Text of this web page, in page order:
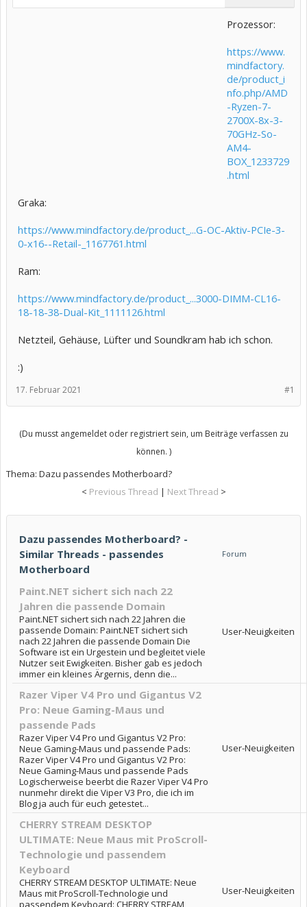
Prozessor:
https://www.
mindfactory.
de/product_i
nfo.php/AMD
-Ryzen-7-
2700X-8x-3-
70GHz-So-
AM4-
BOX_1233729
.html
Graka:
https://www.mindfactory.de/product_...G-OC-Aktiv-PCIe-3-
0-x16--Retail-_1167761.html
Ram:
https://www.mindfactory.de/product_...3000-DIMM-CL16-
18-18-38-Dual-Kit_1111126.html
Netzteil, Gehäuse, Lüfter und Soundkram hab ich schon.
:)
#1
17. Februar 2021
(Du musst angemeldet oder registriert sein, um Beiträge verfassen zu
können. )
Thema: Dazu passendes Motherboard?
< Previous Thread | Next Thread >
Dazu passendes Motherboard? -
Similar Threads - passendes
Motherboard
Forum
Paint.NET sichert sich nach 22
Jahren die passende Domain
Paint.NET sichert sich nach 22 Jahren die
passende Domain: Paint.NET sichert sich
nach 22 Jahren die passende Domain Die
Software ist ein Urgestein und begleitet viele
Nutzer seit Ewigkeiten. Bisher gab es jedoch
immer ein kleines Ärgernis, denn die...
User-Neuigkeiten
Razer Viper V4 Pro und Gigantus V2
Pro: Neue Gaming-Maus und
passende Pads
Razer Viper V4 Pro und Gigantus V2 Pro:
Neue Gaming-Maus und passende Pads:
Razer Viper V4 Pro und Gigantus V2 Pro:
Neue Gaming-Maus und passende Pads
Logischerweise beerbt die Razer Viper V4 Pro
nunmehr direkt die Viper V3 Pro, die ich im
Blog ja auch für euch getestet...
User-Neuigkeiten
CHERRY STREAM DESKTOP
ULTIMATE: Neue Maus mit ProScroll-
Technologie und passendem
Keyboard
CHERRY STREAM DESKTOP ULTIMATE: Neue
Maus mit ProScroll-Technologie und
passendem Keyboard: CHERRY STREAM
User-Neuigkeiten